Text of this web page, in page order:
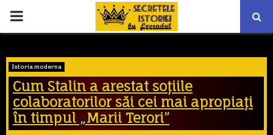
PRIMARY
Istoria moderna
Cum Stalin a arestat soţiile
colaboratorilor săi cei mai apropiaţi
în timpul „Marii Terori”